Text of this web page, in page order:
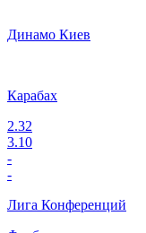
Динамо Киев
Карабах
2.32
3.10
-
-
Лига Конференций